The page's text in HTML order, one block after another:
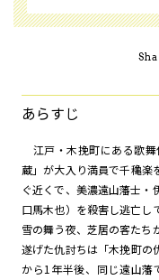
あらすじ
江戸・木挽町にある歌
蔵」が大入り満員で千穐楽
ぐ近くで、美濃遠山藩士・
口馬木也）を殺害し逃亡し
雪の舞う夜、芝居の客たち
遂げた仇討ちは「木挽町の
から1年半後、同じ遠山藩